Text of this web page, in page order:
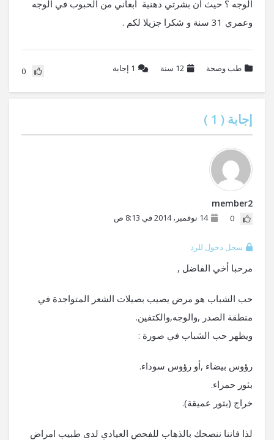
الوجه ؟ حيث أن بشرتي دهنية أبعاني من الحبوب في الوجه
وعمري 31 سنة و شكرا جزيلا لكم .
طب وصحة 12 سنة 1 إجابة 0
إجابة ( 1
)
member2
0 14 نوفمبر، 2014 في 8:13 ص
سجل دخول للرد
مرحبا أخي الفاضل ,
حب الشباب هو مرض يصيب بصيلات الشعر المتواجدة في
منطقة الصدر ,والوجه,والكتفين.
ويظهر حب الشباب في صورة :
رؤوس بيضاء ,أو رؤوس سوداء.
بثور حمراء.
خراج (بثور عميقة).
لذا فاننا ننصحك بالذهاب للفحص العيادي لدى طبيب امراض